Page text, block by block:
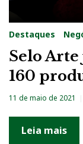
Destaques
Selo Arte
160
11 de maio de 2021
Leia mais